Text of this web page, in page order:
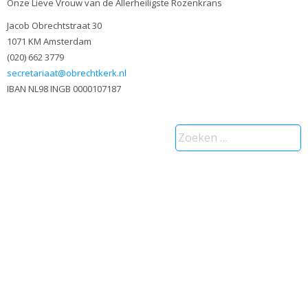
Onze Lieve Vrouw van de Allerheiligste Rozenkrans
Jacob Obrechtstraat 30
1071 KM Amsterdam
(020) 662 3779
secretariaat@obrechtkerk.nl
IBAN NL98 INGB 0000107187
Zoeken
naar: